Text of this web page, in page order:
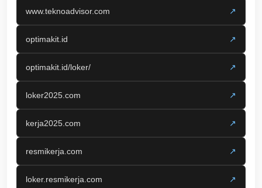
www.teknoadvisor.com ↗
optimakit.id ↗
optimakit.id/loker/ ↗
loker2025.com ↗
kerja2025.com ↗
resmikerja.com ↗
loker.resmikerja.com ↗